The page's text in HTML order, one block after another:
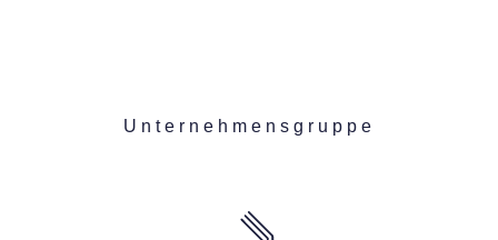
Unternehmensgruppe